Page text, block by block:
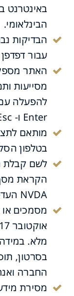
הבינלאומי.
הבדיקות
עבור
האתר מספק
מסייעות
להפעלה
Enter ו- Esc ליציאה מתפריטים וחלונות.
מותאם
בטלפון
לשם קבלת
הקראת
NVDA העדכנית ביותר.
מסמכים או
מלא.
בסרטון,
החברה
מסירת